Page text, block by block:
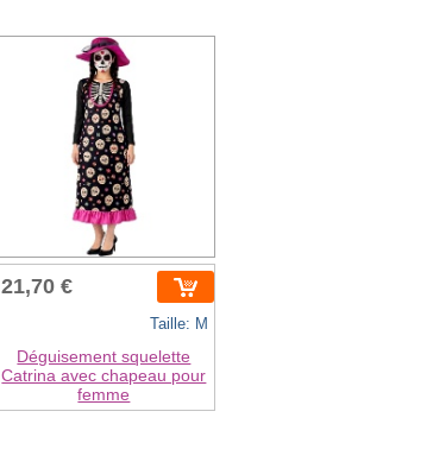
21,70 €
Taille: M
Déguisement squelette
Catrina avec chapeau pour
femme